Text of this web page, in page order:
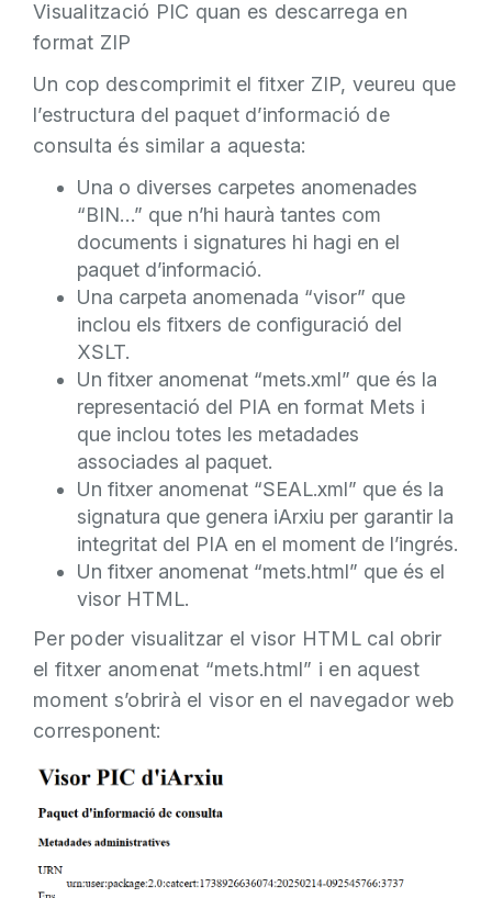
Visualització PIC quan es descarrega en
format ZIP
Un cop descomprimit el fitxer ZIP, veureu que
l’estructura del paquet d’informació de
consulta és similar a aquesta:
Una o diverses carpetes anomenades
“BIN…” que n’hi haurà tantes com
documents i signatures hi hagi en el
paquet d’informació.
Una carpeta anomenada “visor” que
inclou els fitxers de configuració del
XSLT.
Un fitxer anomenat “mets.xml” que és la
representació del PIA en format Mets i
que inclou totes les metadades
associades al paquet.
Un fitxer anomenat “SEAL.xml” que és la
signatura que genera iArxiu per garantir la
integritat del PIA en el moment de l’ingrés.
Un fitxer anomenat “mets.html” que és el
visor HTML.
Per poder visualitzar el visor HTML cal obrir
el fitxer anomenat “mets.html” i en aquest
moment s’obrirà el visor en el navegador web
corresponent: